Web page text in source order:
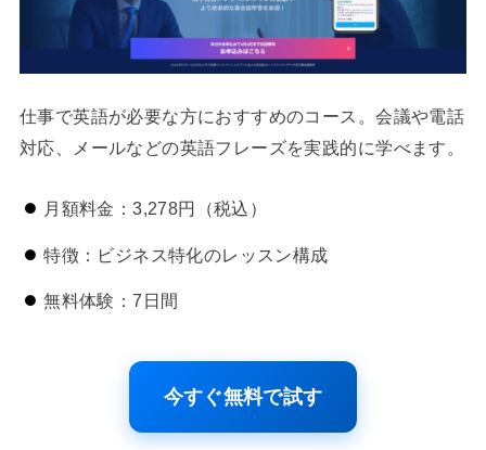
仕事で英語が必要な方におすすめのコース。会議や電話
対応、メールなどの英語フレーズを実践的に学べます。
月額料金：3,278円（税込）
特徴：ビジネス特化のレッスン構成
無料体験：7日間
今すぐ無料で試す